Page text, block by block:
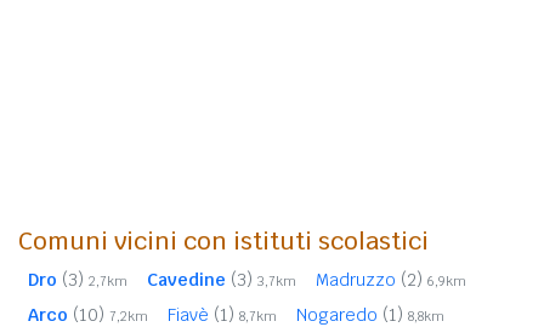
Comuni vicini con istituti scolastici
Dro (3) 2,7km Cavedine (3) 3,7km Madruzzo (2) 6,9km
Arco (10) 7,2km Fiavè (1) 8,7km Nogaredo (1) 8,8km